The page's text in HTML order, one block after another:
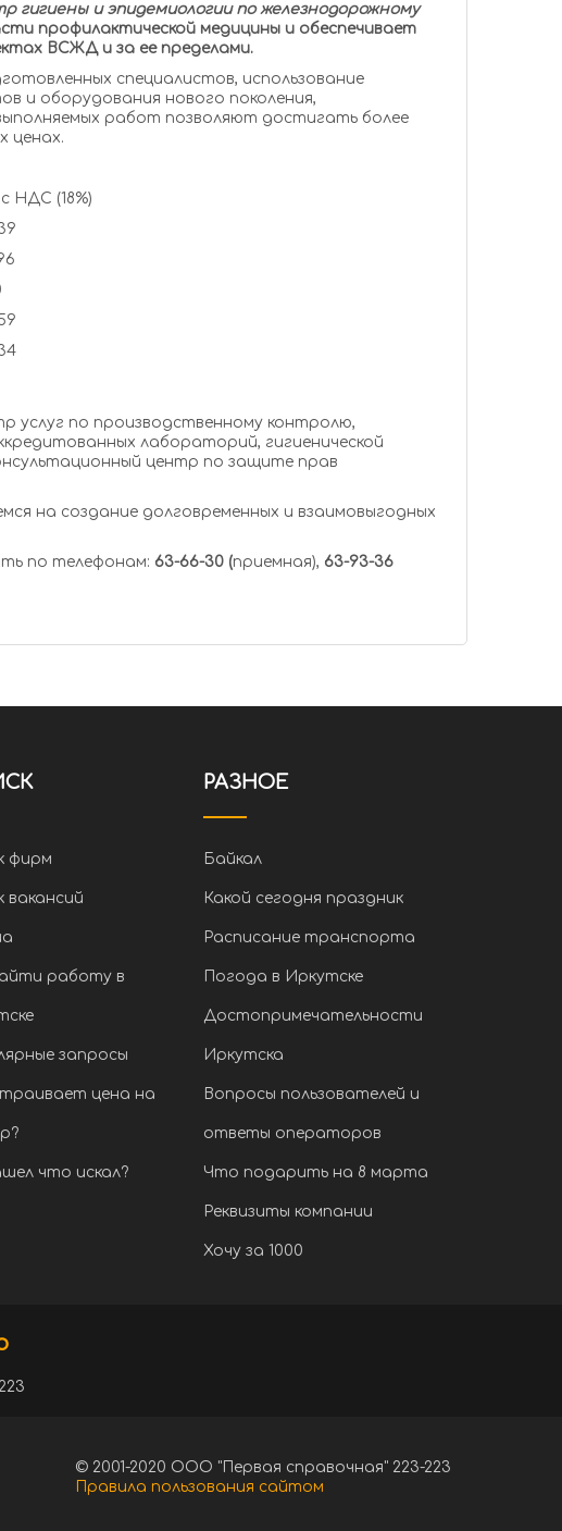
и эпидемиологии по железнодорожному
профилактической медицины и обеспечивает
ВСЖД и за ее пределами.
специалистов, использование
и оборудования нового поколения,
работ позволяют достигать более
ценах.
НДС (18%)
по производственному контролю,
лабораторий, гигиенической
центр по защите прав
на создание долговременных и взаимовыгодных
по телефонам: 63-66-30 (приемная), 63-93-36
фирм
вакансий
работу в
запросы
цена на
что искал?
РАЗНОЕ
Байкал
Какой сегодня праздник
Расписание транспорта
Погода в Иркутске
Достопримечательности
Иркутска
Вопросы пользователей и
ответы операторов
Что подарить на 8 марта
Реквизиты компании
Хочу за 1000
© 2001-2020 ООО "Первая справочная" 223-223
Правила пользования сайтом